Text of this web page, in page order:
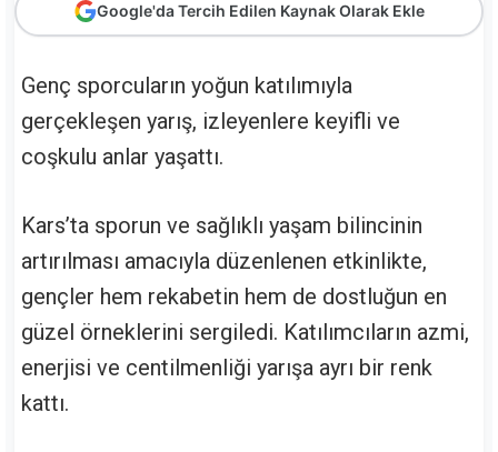
Google'da Tercih Edilen Kaynak Olarak Ekle
Genç sporcuların yoğun katılımıyla
gerçekleşen yarış, izleyenlere keyifli ve
coşkulu anlar yaşattı.
Kars’ta sporun ve sağlıklı yaşam bilincinin
artırılması amacıyla düzenlenen etkinlikte,
gençler hem rekabetin hem de dostluğun en
güzel örneklerini sergiledi. Katılımcıların azmi,
enerjisi ve centilmenliği yarışa ayrı bir renk
kattı.